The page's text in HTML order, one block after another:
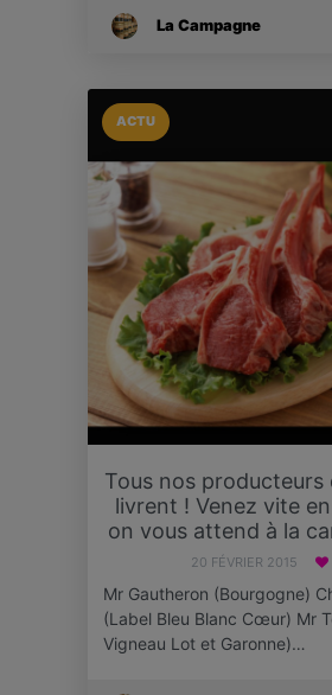
La Campagne
ACTU
Tous nos producteurs
livrent ! Venez vite
on vous attend à la
20 FÉVRIER 2015
Mr Gautheron (Bourgogne)
(Label Bleu Blanc Cœur) Mr
Vigneau Lot et Garonne)…